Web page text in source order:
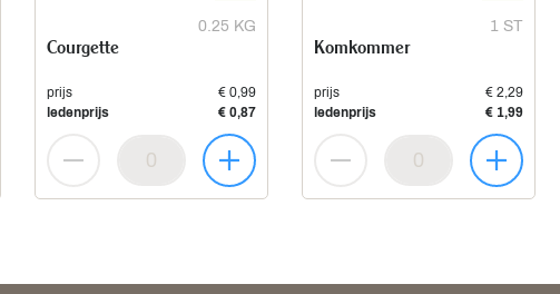
0.25 KG
Courgette
prijs
€ 0,99
ledenprijs
€ 0,87
1 ST
Komkommer
prijs
€ 2,29
ledenprijs
€ 1,99